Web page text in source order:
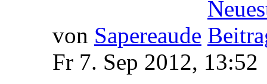
von Sapereaude
Fr 7. Sep 2012, 13:52